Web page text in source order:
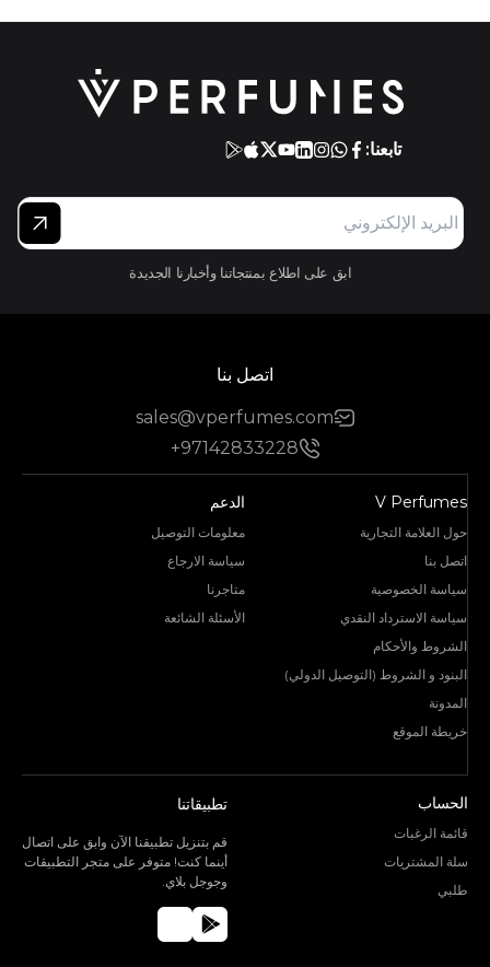
تابعنا:
ابق على اطلاع بمنتجاتنا وأخبارنا الجديدة
اتصل بنا
sales@vperfumes.com
+97142833228
V Perfumes
حول العلامة التجارية
اتصل بنا
سياسة الخصوصية
سياسة الاسترداد النقدي
الشروط والأحكام
البنود و الشروط (التوصيل الدولي)
المدونة
خريطة الموقع
الدعم
معلومات التوصيل
سياسة الارجاع
متاجرنا
الأسئلة الشائعة
الحساب
قائمة الرغبات
سلة المشتريات
طلبي
تطبيقاتنا
قم بتنزيل تطبيقنا الآن وابق على اتصال
أينما كنت! متوفر على متجر التطبيقات
وجوجل بلاي.